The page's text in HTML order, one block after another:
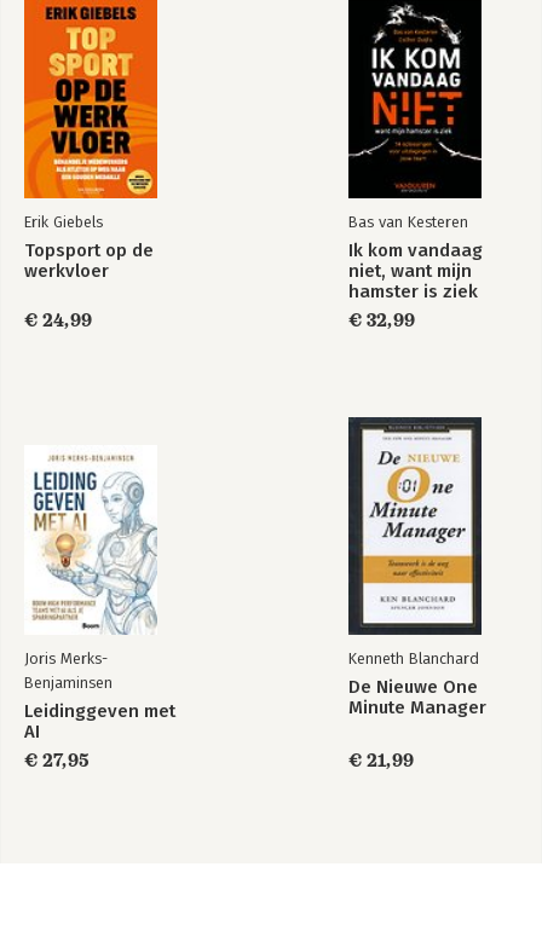
Meaningful leadership
Coming out
Dreamanagement
6. Feeling funky
Wet dreams are made of this
From location to organization
Economies of soul
Building the emotional enterprise
The average never wins
Credits for photos and illustrations
Erik Giebels
Topsport op de
werkvloer
€ 24,99
Bas van Kesteren
Ik kom vandaag
niet, want mijn
hamster is ziek
€ 32,99
Joris Merks-
Benjaminsen
Leidinggeven met
AI
€ 27,95
Kenneth Blanchard
De Nieuwe One
Minute Manager
€ 21,99